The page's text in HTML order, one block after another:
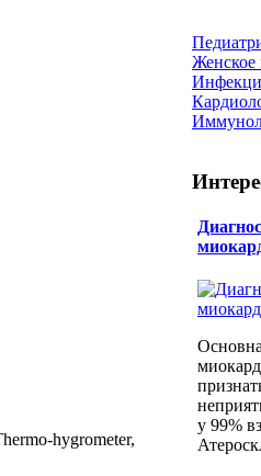
hygrometer,
Женское
у 99%